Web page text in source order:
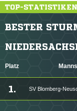
TOP-STATISTIKEN
BESTER
Platz
1. SV Blomberg-